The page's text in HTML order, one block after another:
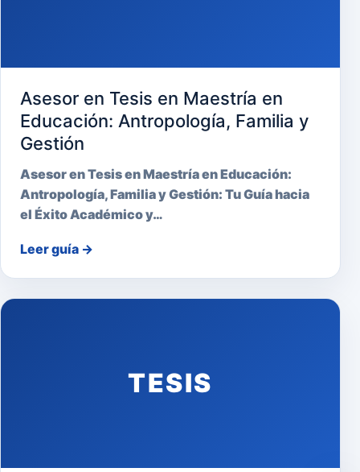
Asesor en Tesis en Maestría en
Educación: Antropología, Familia y
Gestión
Asesor en Tesis en Maestría en Educación:
Antropología, Familia y Gestión: Tu Guía hacia
el Éxito Académico y…
Leer guía →
TESIS